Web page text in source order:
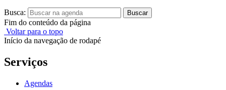
Busca: Buscar
Fim do conteúdo da página
Voltar para o topo
Início da navegação de rodapé
Serviços
Agendas